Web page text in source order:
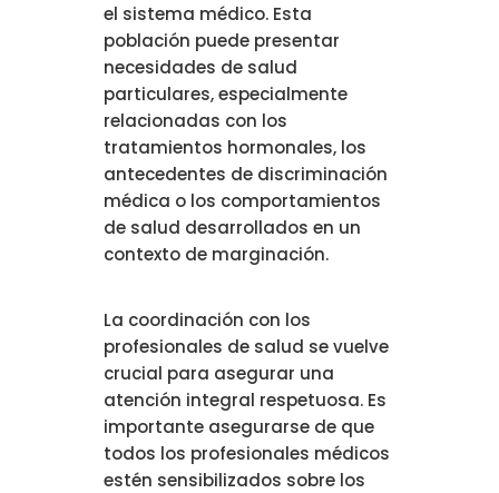
el sistema médico. Esta
población puede presentar
necesidades de salud
particulares, especialmente
relacionadas con los
tratamientos hormonales, los
antecedentes de discriminación
médica o los comportamientos
de salud desarrollados en un
contexto de marginación.
La coordinación con los
profesionales de salud se vuelve
crucial para asegurar una
atención integral respetuosa. Es
importante asegurarse de que
todos los profesionales médicos
estén sensibilizados sobre los